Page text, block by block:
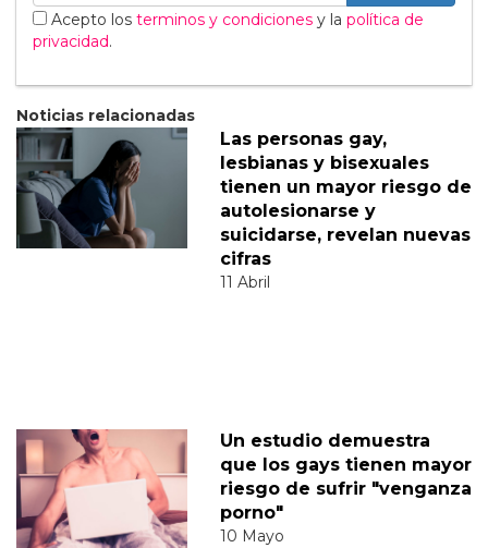
Acepto los terminos y condiciones y la política de
privacidad.
Noticias relacionadas
Las personas gay,
lesbianas y bisexuales
tienen un mayor riesgo de
autolesionarse y
suicidarse, revelan nuevas
cifras
11 Abril
Un estudio demuestra
que los gays tienen mayor
riesgo de sufrir "venganza
porno"
10 Mayo